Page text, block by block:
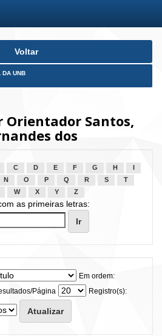
Voltar
DA UNB
Orientador Santos,
dos
C D E F G H
N O P Q R S
T
W X Y Z
as primeiras letras:
Em ordem:
Página
Registro(s):